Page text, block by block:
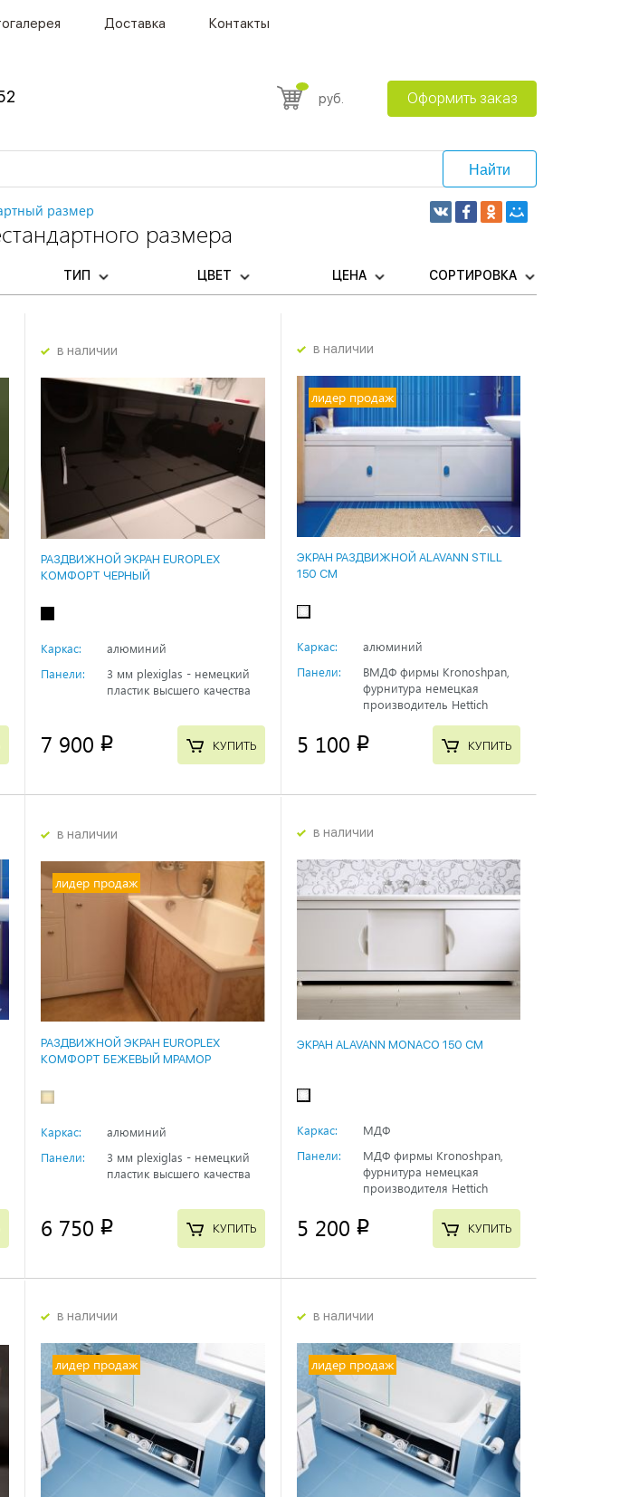
Доставка Контакты
руб. Оформить заказ
Найти
размер
размера
ТИП ЦВЕТ ЦЕНА СОРТИРОВКА
в наличии
РАЗДВИЖНОЙ ЭКРАН EUROPLEX
КОМФОРТ ЧЕРНЫЙ
Каркас:
алюминий
Панели:
3 мм plexiglas - немецкий
пластик высшего качества
7 900 p КУПИТЬ
в наличии
лидер продаж
ЭКРАН РАЗДВИЖНОЙ ALAVANN STILL
150 СМ
Каркас:
алюминий
Панели:
ВМДФ фирмы Kronoshpan,
фурнитура немецкая
производитель Hettich
5 100 p КУПИТЬ
в наличии
лидер продаж
РАЗДВИЖНОЙ ЭКРАН EUROPLEX
КОМФОРТ БЕЖЕВЫЙ МРАМОР
Каркас:
алюминий
Панели:
3 мм plexiglas - немецкий
пластик высшего качества
6 750 p КУПИТЬ
в наличии
ЭКРАН ALAVANN MONACO 150 СМ
Каркас:
МДФ
Панели:
МДФ фирмы Kronoshpan,
фурнитура немецкая
производителя Hettich
5 200 p КУПИТЬ
в наличии
лидер продаж
в наличии
лидер продаж